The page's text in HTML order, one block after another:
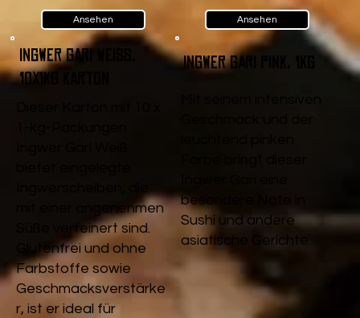
Ansehen Ansehen
Ingwer Gari Weiß,
10x1kg Karton
Ingwerscheiben, die
mit einer angenehmen
Süße verfeinert sind.
Glutenfrei und ohne
Farbstoffe sowie
Geschmacksverstärke
r, ist er ideal für
Ingwer Gari pink, 1kg
besondere Note in
Sushi und andere
asiatische Gerichte.